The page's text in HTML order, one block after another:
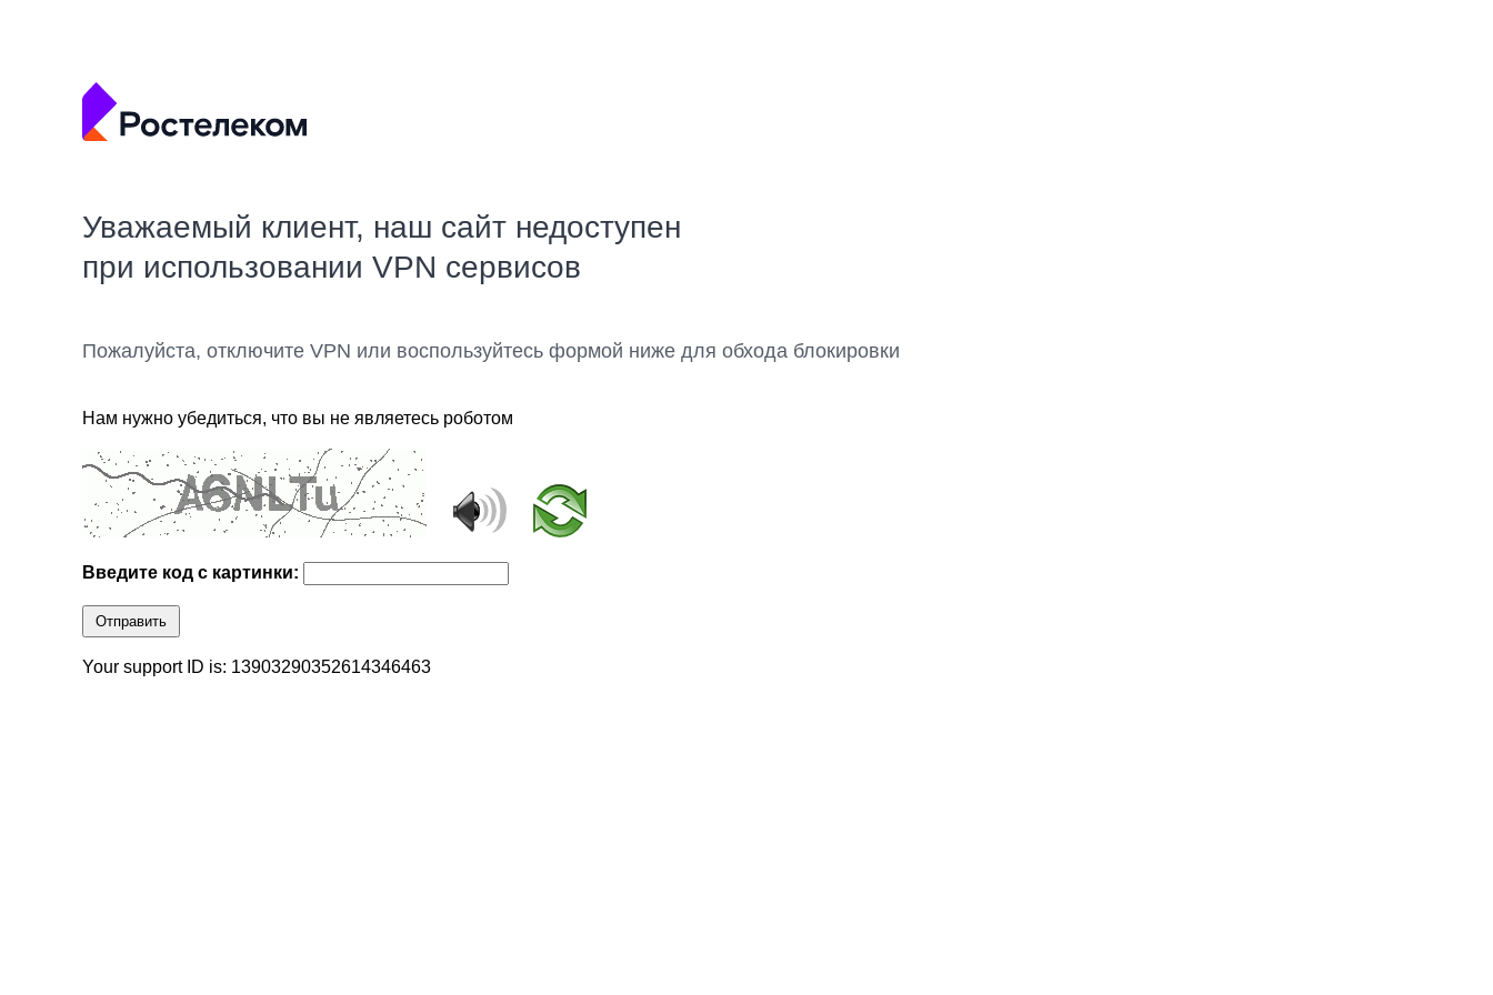
Уважаемый клиент, наш сайт недоступен
при использовании VPN сервисов
Пожалуйста, отключите VPN или воспользуйтесь формой ниже для обхода блокировки
Нам нужно убедиться, что вы не являетесь роботом
Введите код с картинки:
Отправить
Your support ID is: 13903290352614346463